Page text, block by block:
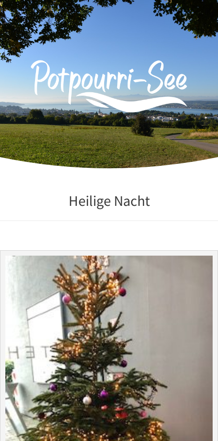
Zum
Inhalt
springen
Heilige Nacht